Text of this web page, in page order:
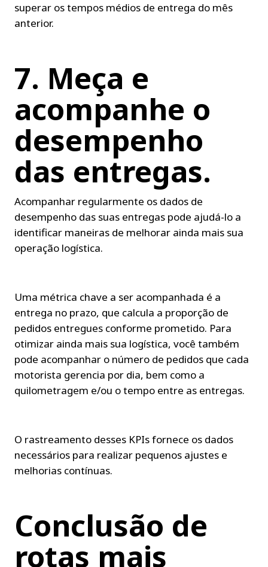
superar os tempos médios de entrega do mês
anterior.
7. Meça e
acompanhe o
desempenho
das entregas.
Acompanhar regularmente os dados de
desempenho das suas entregas pode ajudá-lo a
identificar maneiras de melhorar ainda mais sua
operação logística.
Uma métrica chave a ser acompanhada é a
entrega no prazo, que calcula a proporção de
pedidos entregues conforme prometido. Para
otimizar ainda mais sua logística, você também
pode acompanhar o número de pedidos que cada
motorista gerencia por dia, bem como a
quilometragem e/ou o tempo entre as entregas.
O rastreamento desses KPIs fornece os dados
necessários para realizar pequenos ajustes e
melhorias contínuas.
Conclusão de
rotas mais